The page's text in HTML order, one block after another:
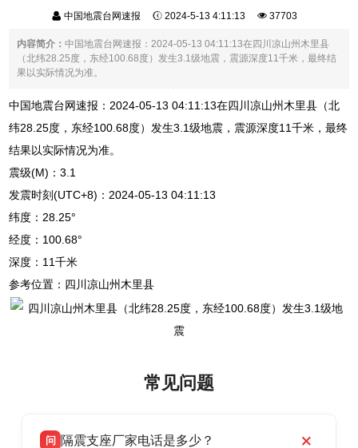
中国地震台网速报 2024-5-13 4:11:13 37703
内容简介：中国地震台网速报：2024-05-13 04:11:13在四川凉山州木里县
（北纬28.25度，东经100.68度）发生3.1级地震，震源深度11千米，最终结
果以实际情况为准。
中国地震台网速报：2024-05-13 04:11:13在四川凉山州木里县（北
纬28.25度，东经100.68度）发生3.1级地震，震源深度11千米，最终
结果以实际情况为准。
震级(M)：3.1
发震时刻(UTC+8)：2024-05-13 04:11:13
纬度：28.25°
经度：100.68°
深度：11千米
参考位置：四川凉山州木里县
常见问题
问 隔震支座厂家电话是多少？